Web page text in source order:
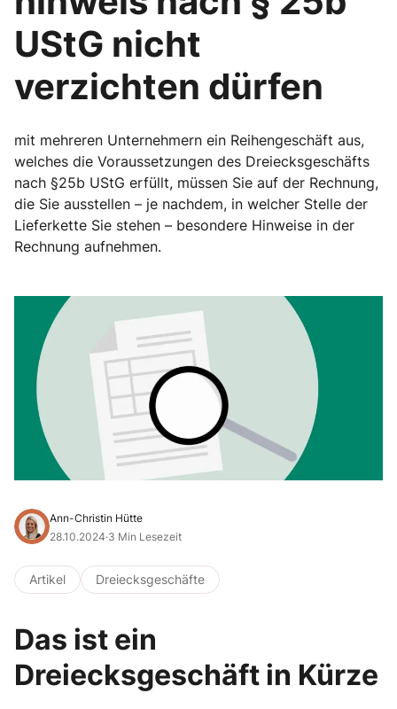
UStG nicht
verzichten dürfen
mit mehreren Unternehmern ein Reihengeschäft aus,
welches die Voraussetzungen des Dreiecksgeschäfts
nach §25b UStG erfüllt, müssen Sie auf der Rechnung,
die Sie ausstellen – je nachdem, in welcher Stelle der
Lieferkette Sie stehen – besondere Hinweise in der
Rechnung aufnehmen.
Ann-Christin Hütte
28.10.2024·3 Min Lesezeit
Artikel Dreiecksgeschäfte
Das ist ein
Dreiecksgeschäft in Kürze